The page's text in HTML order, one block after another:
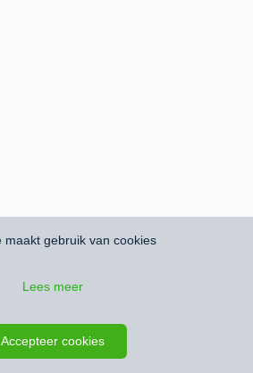
maakt gebruik van cookies
Lees meer
Accepteer cookies